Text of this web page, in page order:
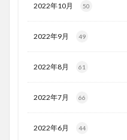
2022年10月 50
2022年9月 49
2022年8月 61
2022年7月 66
2022年6月 44